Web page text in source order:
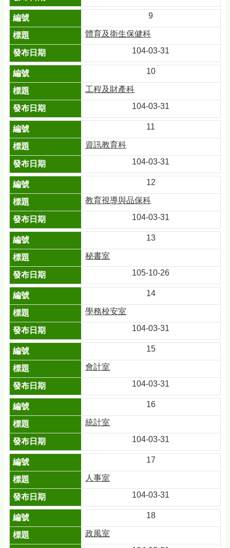
9
體育及衛生保健科
104-03-31
10
工程及財產科
104-03-31
11
資訊教育科
104-03-31
12
教育視導與品保科
104-03-31
13
秘書室
105-10-26
14
學務校安室
104-03-31
15
會計室
104-03-31
16
統計室
104-03-31
17
人事室
104-03-31
18
政風室